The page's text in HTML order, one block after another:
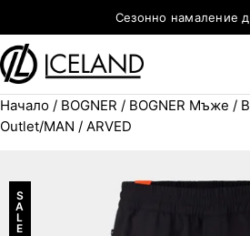
Към съдържаниетоСезонно намаление
Search for:
Начало / BOGNER / BOGNER Мъже /
Outlet/MAN / ARVED
S
A
L
E